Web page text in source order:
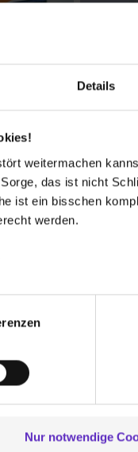
Details
weitermachen
das ist nicht
ist ein bisschen
werden.
unserer Webseite
( „Präferenzen“),
unserer
Anzeigen zu
mit weiteren
von „Social
externe Inhalte
Nur notwendige
Ausbildung